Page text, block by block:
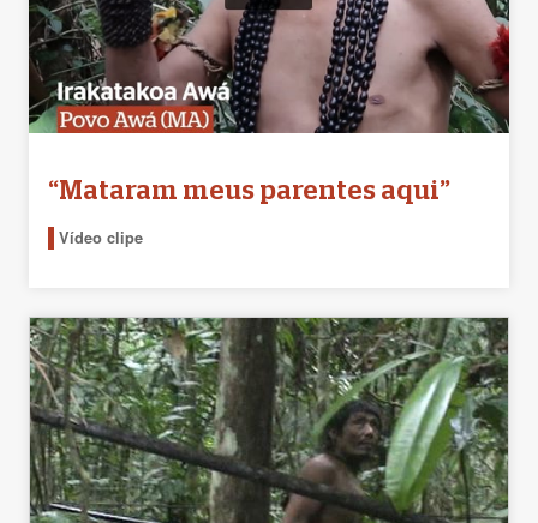
“Mataram meus parentes aqui”
Vídeo clipe